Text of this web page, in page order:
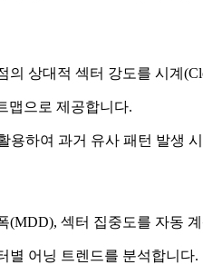
상대적 섹터 강도를 시계
맵으로 제공합니다.
용하여 과거 유사 패턴 발생
(MDD), 섹터 집중도를 자동
별 어닝 트렌드를 분석합니다.